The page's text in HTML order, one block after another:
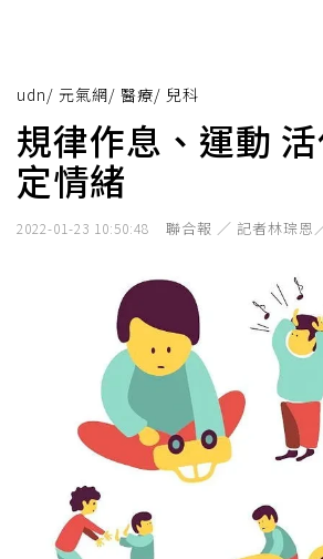
udn/ 元氣網/ 醫療/ 兒科
規律作息、運動
定情緒
2022-01-23 10:50:48 聯合報 ／ 記者林琮恩